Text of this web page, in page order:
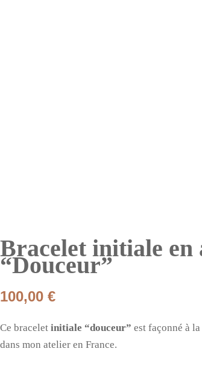
Bracelet initiale en
“Douceur”
100,00 €
Ce bracelet initiale “douceur” est façonné à
dans mon atelier en France.